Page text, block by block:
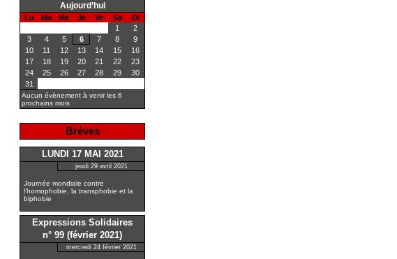
Aujourd’hui
Lu Ma Me Je Ve Sa
Di
1
2
3
4 5 6 7 8
9
10
11 12 13 14 15
16
17
18 19 20 21 22
23
24
25 26 27 28 29
30
31
Aucun évènement à venir les 6
prochains mois
Brèves
LUNDI 17 MAI 2021
jeudi 29 avril 2021
Journée mondiale contre
l’homophobie, la transphobie et la
biphobie
Expressions Solidaires
n° 99 (février 2021)
mercredi 24 février 2021